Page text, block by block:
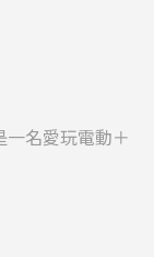
名愛玩電動＋